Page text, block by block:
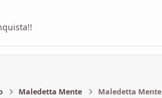
Maledetta Mente Maledetta Mente